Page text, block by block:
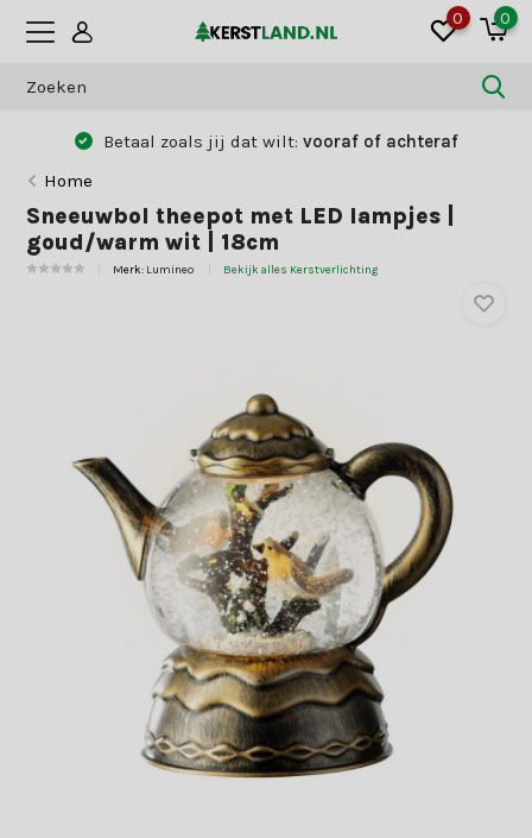
0 0
Betaal zoals jij dat wilt: vooraf of achteraf
Home
Sneeuwbol theepot met LED lampjes |
goud/warm wit | 18cm
Merk: Lumineo Bekijk alles Kerstverlichting